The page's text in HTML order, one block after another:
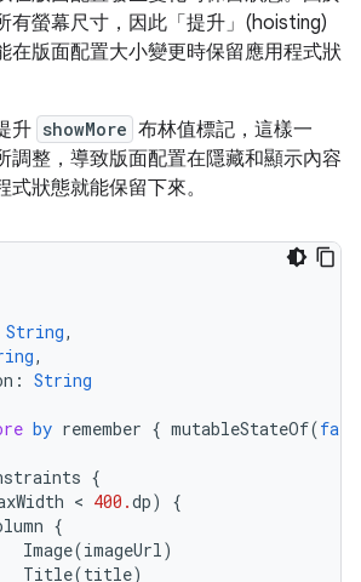
有螢幕尺寸，因此「提升」(hoisting)
在版面配置大小變更時保留應用程式狀
升 showMore 布林值標記，這樣一
調整，導致版面配置在隱藏和顯示內容
狀態就能保留下來。
String,
,
: String
by remember { mutableStateOf(
{
< 400.dp)
{
{
Image(imageUrl)
Title(title)